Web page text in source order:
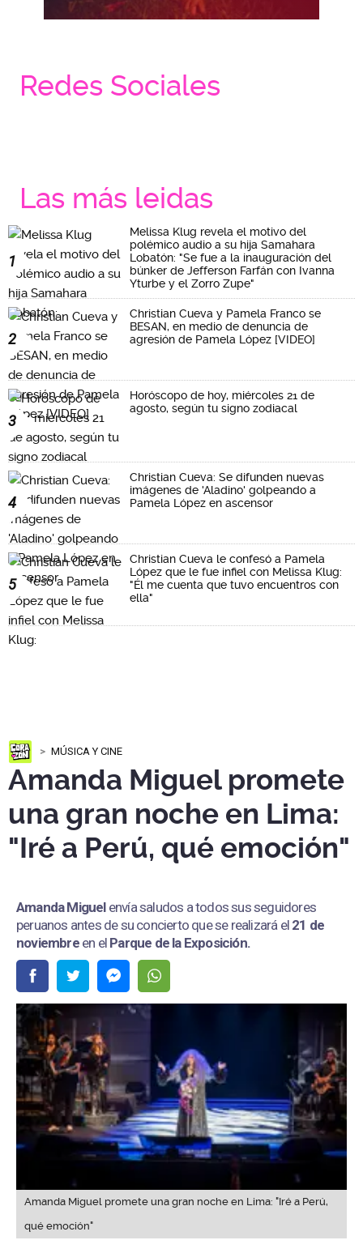
Redes Sociales
Las más leidas
1
Melissa Klug revela el motivo del
polémico audio a su hija Samahara
Lobatón: "Se fue a la inauguración del
búnker de Jefferson Farfán con Ivanna
Yturbe y el Zorro Zupe"
2
Christian Cueva y Pamela Franco se
BESAN, en medio de denuncia de
agresión de Pamela López [VIDEO]
3
Horóscopo de hoy, miércoles 21 de
agosto, según tu signo zodiacal
4
Christian Cueva: Se difunden nuevas
imágenes de 'Aladino' golpeando a
Pamela López en ascensor
5
Christian Cueva le confesó a Pamela
López que le fue infiel con Melissa Klug:
"Él me cuenta que tuvo encuentros con
ella"
MÚSICA Y CINE
Amanda Miguel promete
una gran noche en Lima:
"Iré a Perú, qué emoción"
Amanda Miguel envía saludos a todos sus seguidores
peruanos antes de su concierto que se realizará el 21 de
noviembre en el Parque de la Exposición.
Amanda Miguel promete una gran noche en Lima: "Iré a Perú,
qué emoción"